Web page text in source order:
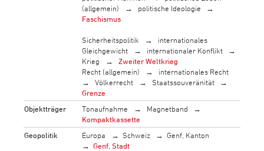
(allgemein)
politische Ideologie
Faschismus
Sicherheitspolitik
internationales
Gleichgewicht
internationaler Konflikt
Krieg
Zweiter Weltkrieg
Recht (allgemein)
internationales Recht
Völkerrecht
Staatssouveränität
Grenze
Objektträger
Tonaufnahme
Magnetband
Kompaktkassette
Geopolitik
Europa Schweiz
Genf, Kanton
Genf, Stadt